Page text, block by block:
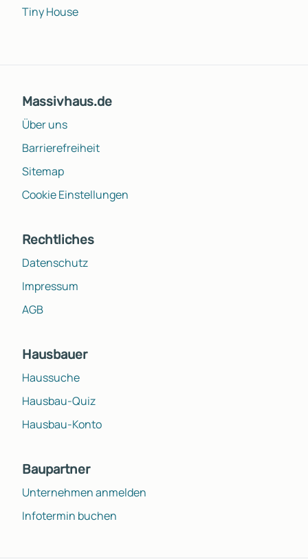
Tiny House
Massivhaus.de
Über uns
Barrierefreiheit
Sitemap
Cookie Einstellungen
Rechtliches
Datenschutz
Impressum
AGB
Hausbauer
Haussuche
Hausbau-Quiz
Hausbau-Konto
Baupartner
Unternehmen anmelden
Infotermin buchen